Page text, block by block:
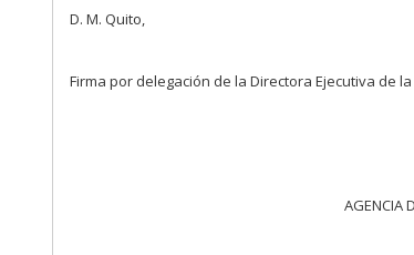
D. M. Quito,
Firma por delegación de la Directora Ejecutiva de la
AGENCIA